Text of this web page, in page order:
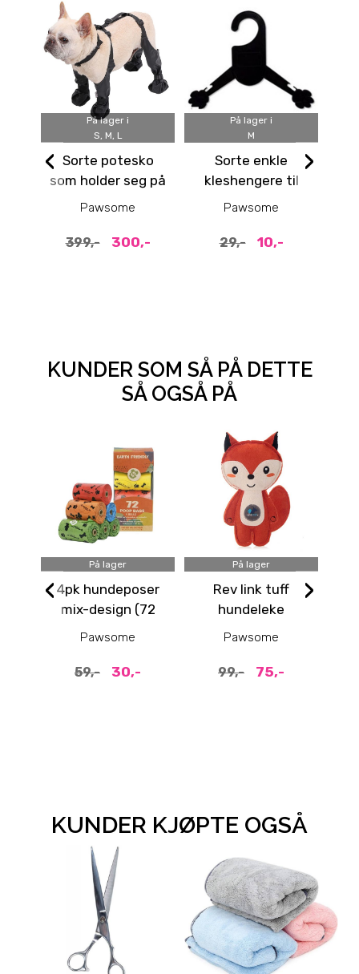
På lager i
S, M, L
Sorte potesko
som holder seg på
plass - 4pk med
Pawsome
399,- 300,-
På lager i
M
Sorte enkle
kleshengere til
hundeklær, 3 str
Pawsome
29,- 10,-
‹ ›
KUNDER SOM SÅ PÅ DETTE
SÅ OGSÅ PÅ
På lager
4pk hundeposer
mix-design (72
Pawsome
59,- 30,-
På lager
Rev link tuff
hundeleke
Pawsome
99,- 75,-
‹ ›
KUNDER KJØPTE OGSÅ